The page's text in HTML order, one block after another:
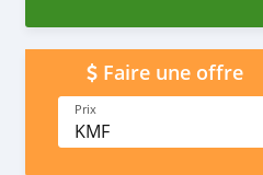
Faire une offre
Prix
KMF